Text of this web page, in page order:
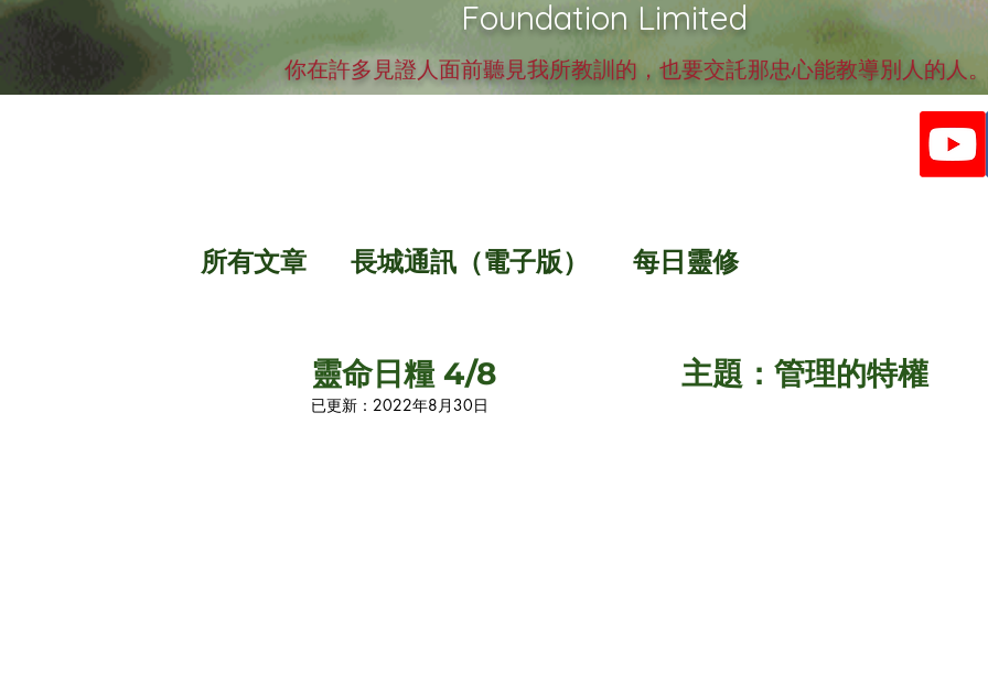
Foundation Limited
你在許多見證人面前聽見我所教訓的，也要交託那忠心能教導別人的人
所有文章 長城通訊（電子版） 每日靈修
靈命日糧 4/8 主題：管理的特權
已更新： 2022年8月30日